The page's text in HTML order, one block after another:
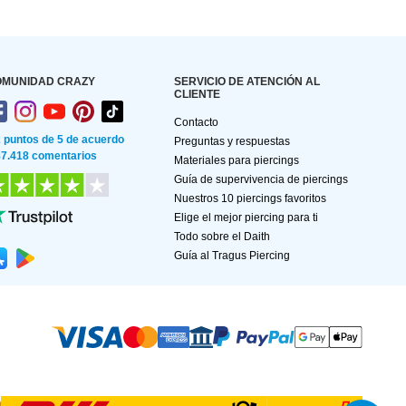
CRAZY
puntos de 5 de acuerdo
comentarios
SERVICIO DE ATENCIÓN AL
CLIENTE
Contacto
Preguntas y respuestas
Materiales para piercings
Guía de supervivencia de piercings
Nuestros 10 piercings favoritos
Elige el mejor piercing para ti
Todo sobre el Daith
Guía al Tragus Piercing